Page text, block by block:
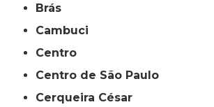
Brás
Cambuci
Centro
Centro de São Paulo
Cerqueira César